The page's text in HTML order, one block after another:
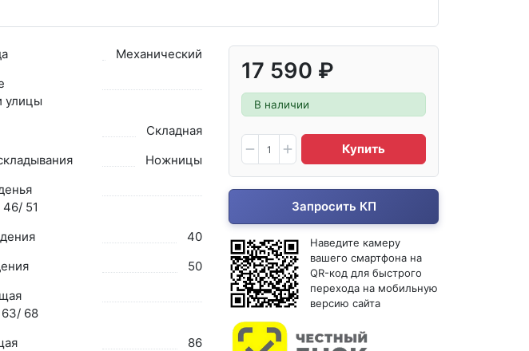
17 590 ₽
В наличии
Купить
Запросить КП
Наведите камеру
вашего смартфона на
QR-код для быстрого
перехода на мобильную
версию сайта
Механический
улицы
Складная
Ножницы
51
40
50
68
86